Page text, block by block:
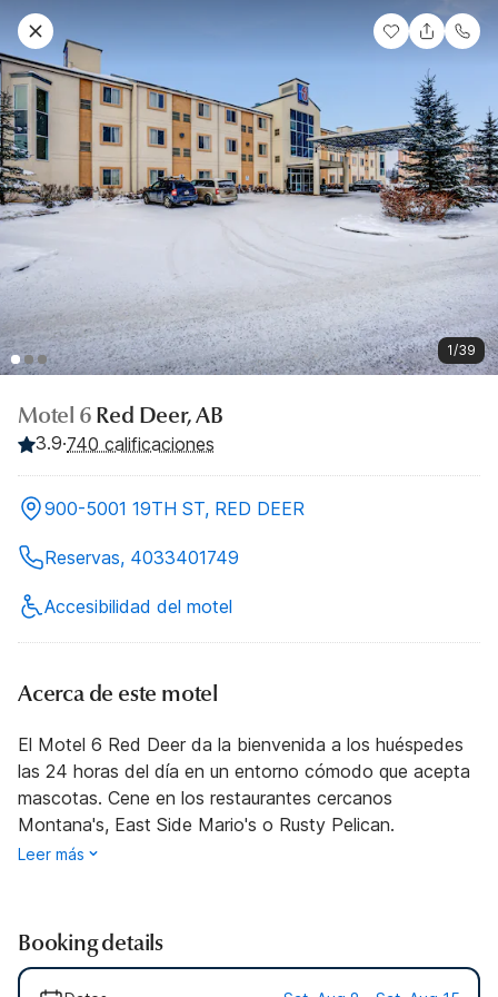
1/39
Motel 6 Red Deer, AB
3.9·740 calificaciones
900-5001 19TH ST, RED DEER
Reservas, 4033401749
Accesibilidad del motel
Acerca de este motel
El Motel 6 Red Deer da la bienvenida a los huéspedes
las 24 horas del día en un entorno cómodo que acepta
mascotas. Cene en los restaurantes cercanos
Montana's, East Side Mario's o Rusty Pelican.
Leer más
Booking details